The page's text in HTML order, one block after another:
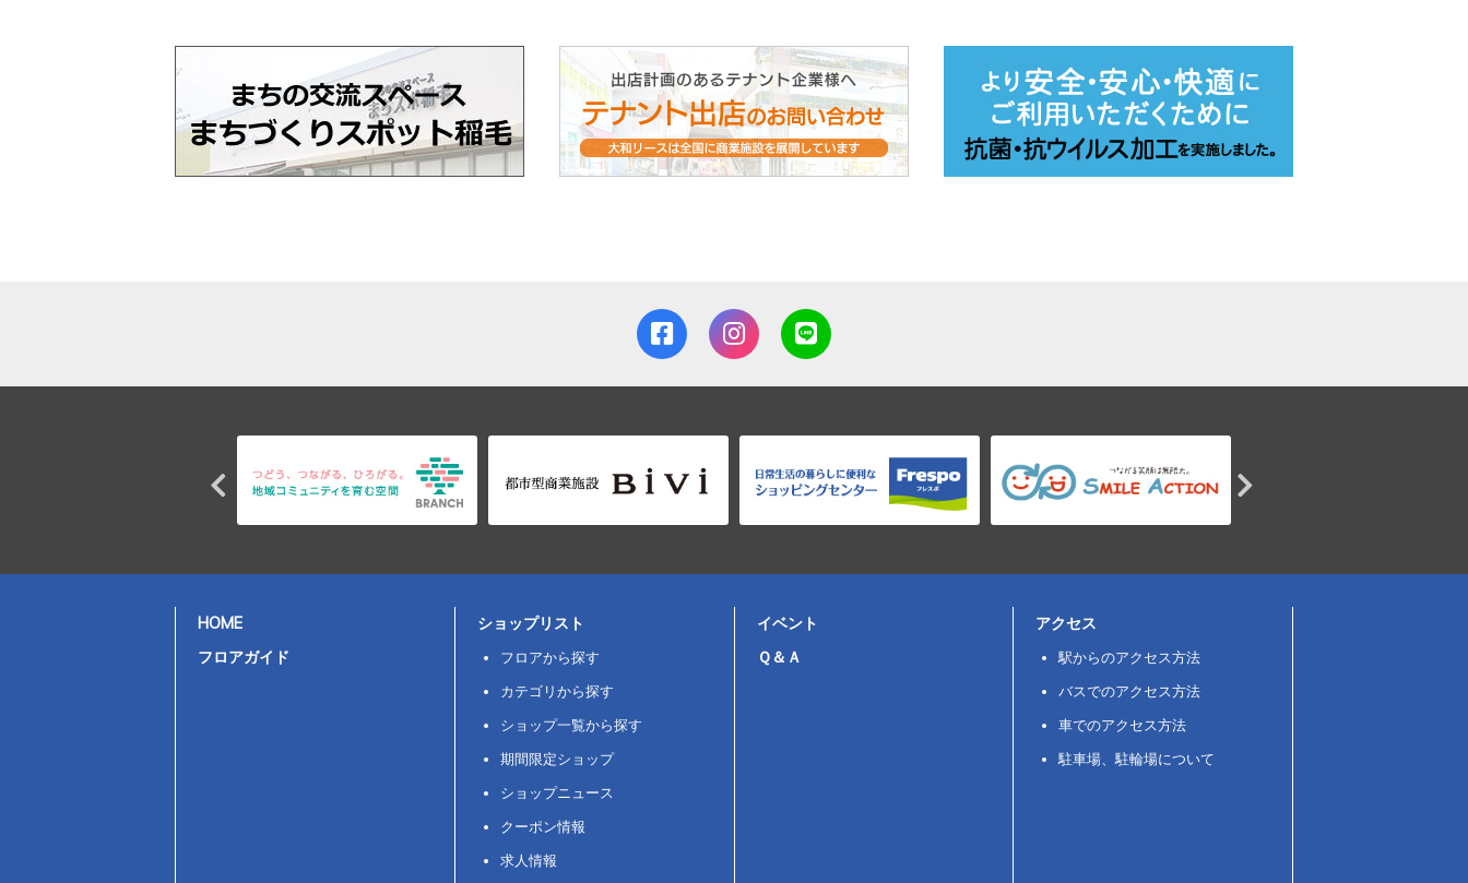
HOME
フロアガイド
ショップリスト
フロアから探す
カテゴリから探す
ショップ一覧から探す
期間限定ショップ
ショップニュース
クーポン情報
求人情報
イベント
Ｑ＆Ａ
アクセス
駅からのアクセス方法
バスでのアクセス方法
車でのアクセス方法
駐車場、駐輪場について